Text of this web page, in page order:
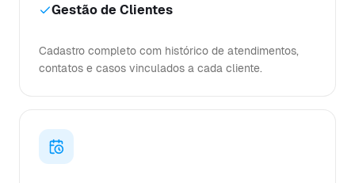
Gestão de Clientes
Cadastro completo com histórico de atendimentos,
contatos e casos vinculados a cada cliente.